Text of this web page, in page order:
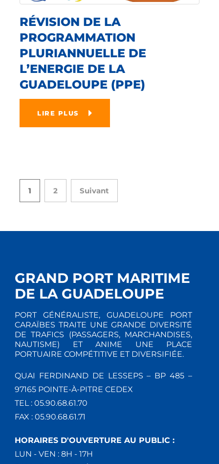
RÉVISION DE LA
PROGRAMMATION
PLURIANNUELLE DE
L’ENERGIE DE LA
GUADELOUPE (PPE)
LIRE PLUS
1 2 Suivant
GRAND PORT MARITIME
DE LA GUADELOUPE
PORT GÉNÉRALISTE, GUADELOUPE PORT
CARAÏBES TRAITE UNE GRANDE DIVERSITÉ
DE TRAFICS (PASSAGERS, MARCHANDISES,
NAUTISME) ET ANIME UNE PLACE
PORTUAIRE COMPÉTITIVE ET DIVERSIFIÉE.
QUAI FERDINAND DE LESSEPS – BP 485 –
97165 POINTE-À-PITRE CEDEX
TEL : 05.90.68.61.70
FAX : 05.90.68.61.71
HORAIRES D'OUVERTURE AU PUBLIC :
LUN - VEN : 8H - 17H